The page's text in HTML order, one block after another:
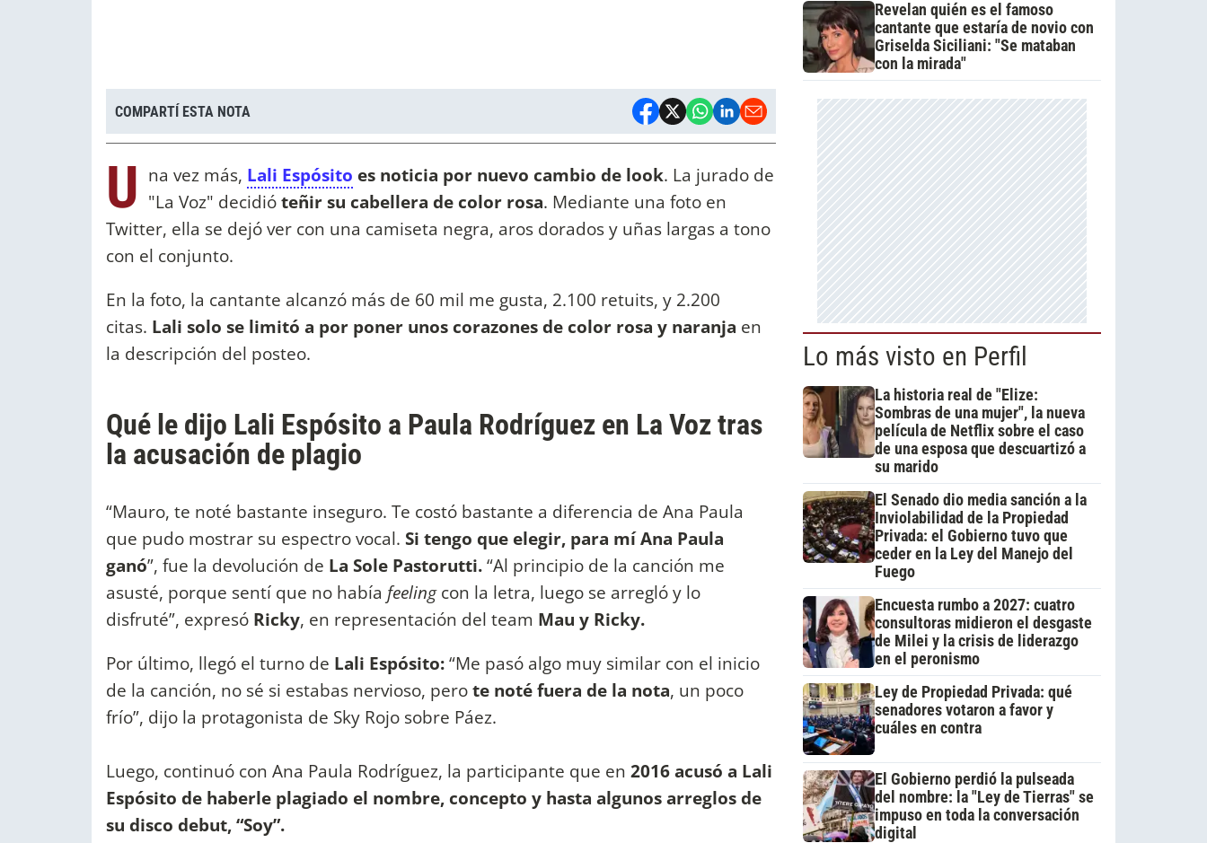
COMPARTÍ ESTA NOTA
U na vez más, Lali Espósito es noticia por nuevo cambio de look. La jurado de
"La Voz" decidióteñir su cabellera de color rosa. Mediante una foto en
Twitter, ella se dejó ver con una camiseta negra, aros dorados y uñas largas a tono
con el conjunto.
En la foto, la cantante alcanzó más de 60 mil me gusta, 2.100 retuits, y 2.200
citas. Lali solo se limitó a por poner unos corazones de color rosa y naranja en
la descripción del posteo.
Qué le dijo Lali Espósito a Paula Rodríguez en La Voz tras
la acusación de plagio
“Mauro, te noté bastante inseguro. Te costó bastante a diferencia de Ana Paula
que pudo mostrar su espectro vocal. Si tengo que elegir, para mí Ana Paula
ganó”, fue la devolución de La Sole Pastorutti.“Al principio de la canción me
asusté, porque sentí que no había feelingcon la letra, luego se arregló y lo
disfruté”, expresó Ricky, en representación del team Mau y Ricky.
Por último, llegó el turno de Lali Espósito:“Me pasó algo muy similar con el inicio
de la canción, no sé si estabas nervioso, perote noté fuera de la nota, un poco
frío”, dijo la protagonista de Sky Rojo sobre Páez.
Luego, continuó con Ana Paula Rodríguez, la participante que en 2016 acusó a Lali
Espósito de haberle plagiado el nombre, concepto y hasta algunos arreglos de
su disco debut, “Soy”.
Revelan quién es el famoso
cantante que estaría de novio con
Griselda Siciliani: "Se mataban
con la mirada"
Lo más visto en Perfil
La historia real de "Elize:
Sombras de una mujer", la nueva
película de Netflix sobre el caso
de una esposa que descuartizó a
su marido
El Senado dio media sanción a la
Inviolabilidad de la Propiedad
Privada: el Gobierno tuvo que
ceder en la Ley del Manejo del
Fuego
Encuesta rumbo a 2027: cuatro
consultoras midieron el desgaste
de Milei y la crisis de liderazgo
en el peronismo
Ley de Propiedad Privada: qué
senadores votaron a favor y
cuáles en contra
El Gobierno perdió la pulseada
del nombre: la "Ley de Tierras" se
impuso en toda la conversación
digital